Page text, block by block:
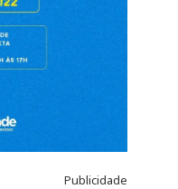
Publicidade